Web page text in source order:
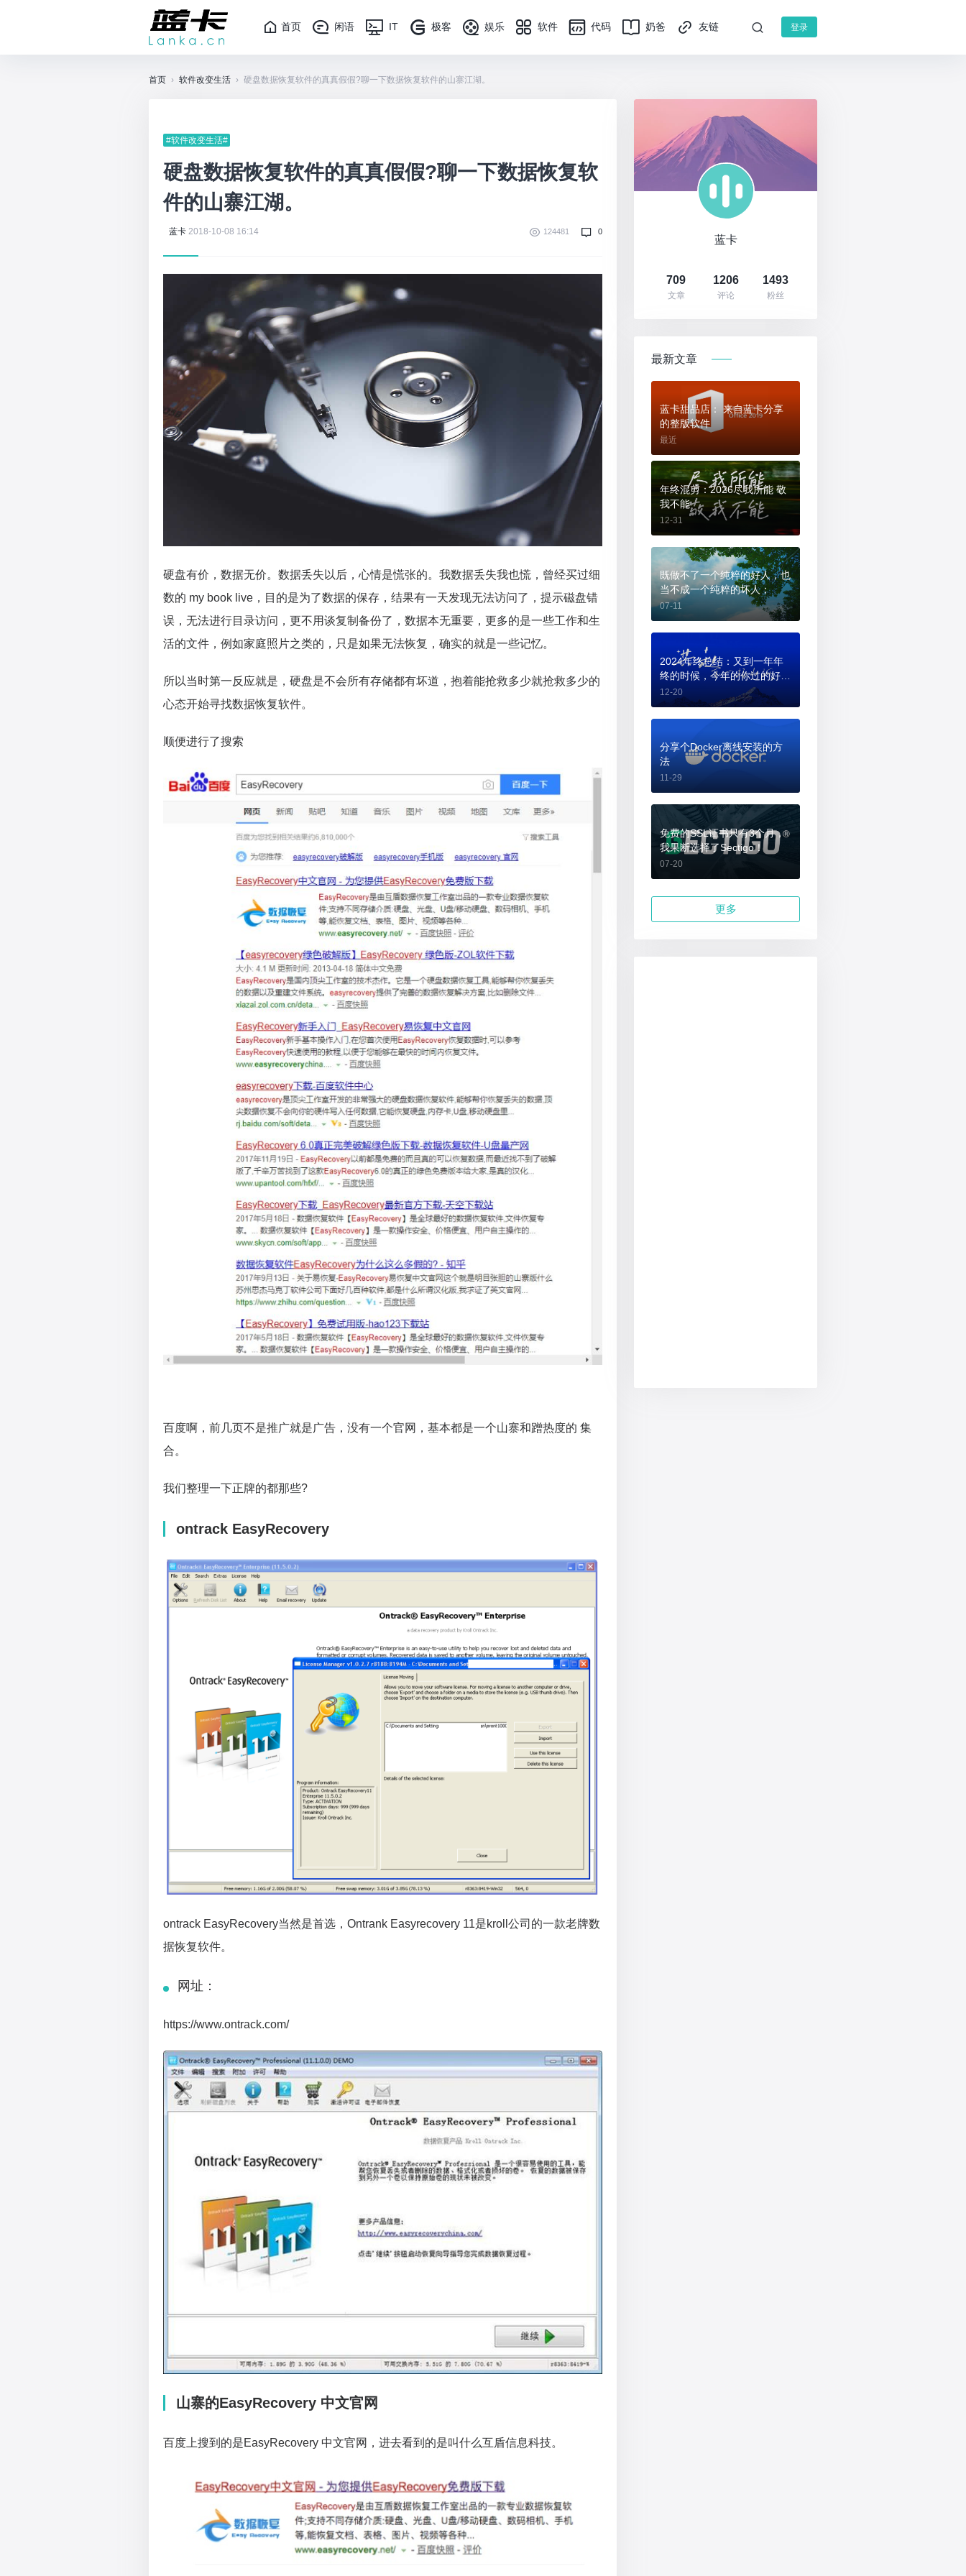
首页 闲语 IT 极客 娱乐 软件 代码 奶爸 友链 登录
首页 › 软件改变生活 › 硬盘数据恢复软件的真真假假?聊一下数据恢复软件的山寨江湖。
#软件改变生活#
硬盘数据恢复软件的真真假假?聊一下数据恢复软
件的山寨江湖。
蓝卡 2018-10-08 16:14 124481 0
硬盘有价，数据无价。数据丢失以后，心情是慌张的。我数据丢失我也慌，曾经买过细
数的 my book live，目的是为了数据的保存，结果有一天发现无法访问了，提示磁盘错
误，无法进行目录访问，更不用谈复制备份了，数据本无重要，更多的是一些工作和生
活的文件，例如家庭照片之类的，只是如果无法恢复，确实的就是一些记忆。
所以当时第一反应就是，硬盘是不会所有存储都有坏道，抱着能抢救多少就抢救多少的
心态开始寻找数据恢复软件。
顺便进行了搜索
百度啊，前几页不是推广就是广告，没有一个官网，基本都是一个山寨和蹭热度的 集
合。
我们整理一下正牌的都那些?
ontrack EasyRecovery
ontrack EasyRecovery当然是首选，Ontrank Easyrecovery 11是kroll公司的一款老牌数
据恢复软件。
网址：
https://www.ontrack.com/
山寨的EasyRecovery 中文官网
百度上搜到的是EasyRecovery 中文官网，进去看到的是叫什么互盾信息科技。
蓝卡
709
文章
1206
评论
1493
粉丝
最新文章
蓝卡甜品店： 来自蓝卡分享
的整版软件
最近
年终混剪：2026尽我所能 敬
我不能
12-31
既做不了一个纯粹的好人，也
当不成一个纯粹的坏人；
07-11
2024年终总结：又到一年年
终的时候，今年的你过的好
吗？
12-20
分享个Docker离线安装的方
法
11-29
免费的SSL证书只有3个月，
我果断选择了Sectigo！
07-20
更多